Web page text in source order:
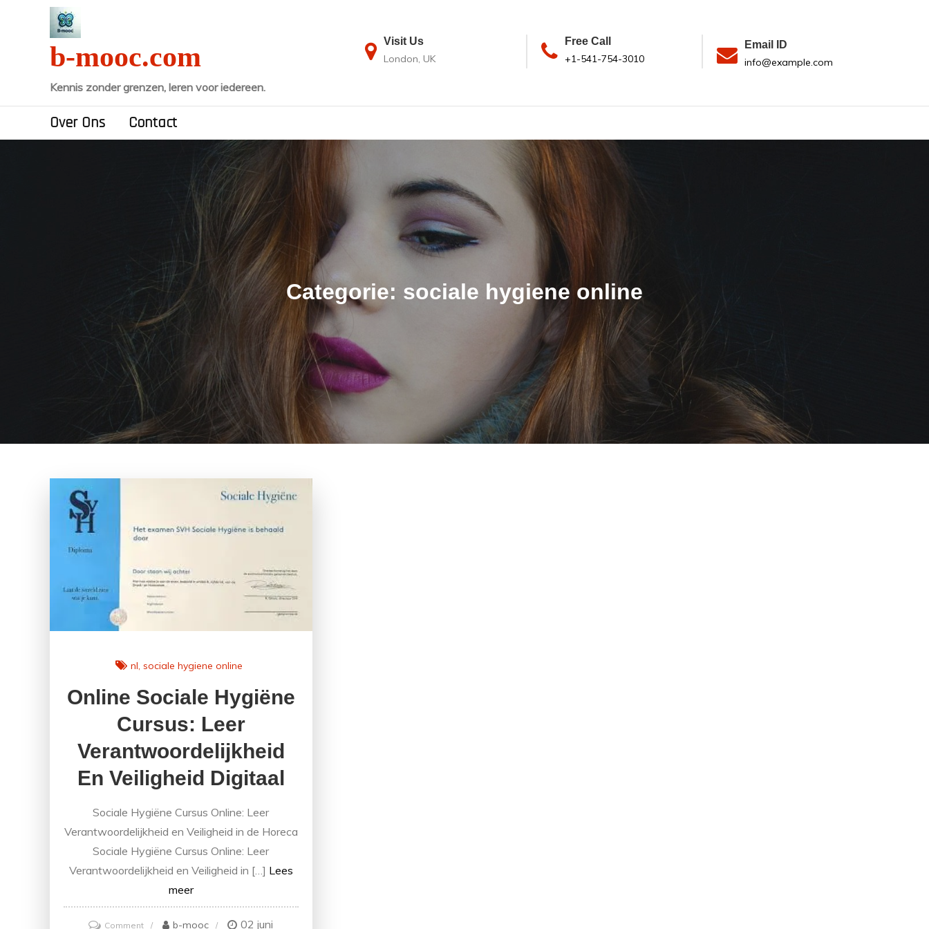
b-mooc.com
Kennis zonder grenzen, leren voor iedereen.
Visit Us
London, UK
Free Call
+1-541-754-3010
Email ID
info@example.com
Over Ons Contact
Categorie: sociale hygiene online
nl sociale hygiene online
Online Sociale Hygiëne
Cursus: Leer
Verantwoordelijkheid
En Veiligheid Digitaal
Sociale Hygiëne Cursus Online: Leer
Verantwoordelijkheid en Veiligheid in de Horeca
Sociale Hygiëne Cursus Online: Leer
Verantwoordelijkheid en Veiligheid in […] Lees
meer
Commenton b-mooc 02 juni